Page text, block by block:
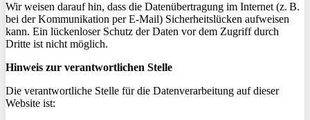
Wir weisen darauf hin, dass die Datenübertragung im Internet (z. B.
bei der Kommunikation per E-Mail) Sicherheitslücken aufweisen
kann. Ein lückenloser Schutz der Daten vor dem Zugriff durch
Dritte ist nicht möglich.
Hinweis zur verantwortlichen Stelle
Die verantwortliche Stelle für die Datenverarbeitung auf dieser
Website ist: